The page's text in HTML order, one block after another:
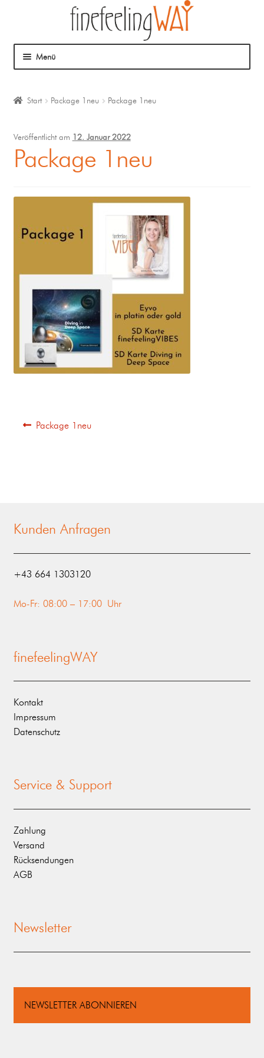
Menü
Coaching
Start Package 1neu Package 1neu
Veröffentlicht am 12. Januar 2022
Package 1neu
Package 1neu
Kunden Anfragen
‭+43 664 1303120‬
Mo-Fr: 08:00 – 17:00 Uhr
finefeelingWAY
Kontakt
Impressum
Datenschutz
Service & Support
Zahlung
Versand
Rücksendungen
AGB
Newsletter
NEWSLETTER ABONNIEREN